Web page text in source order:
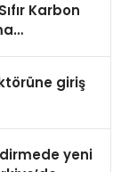
Karbon
giriş
yeni